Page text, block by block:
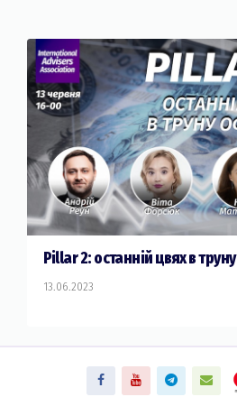
Pillar 2: останній цвях в
13.06.2023